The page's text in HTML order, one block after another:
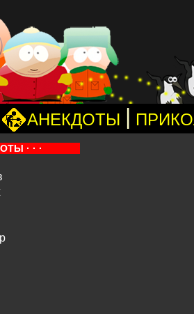
АНЕКДОТЫ |
· · ·